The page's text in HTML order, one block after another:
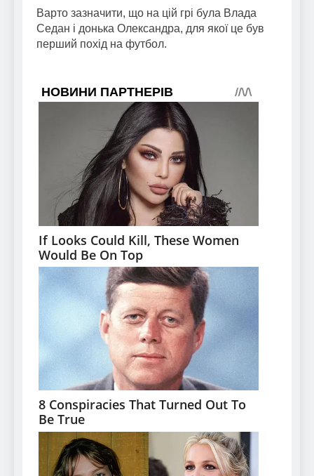
Варто зазначити, що на цій грі була Влада
Седан і донька Олександра, для якої це був
перший похід на футбол.